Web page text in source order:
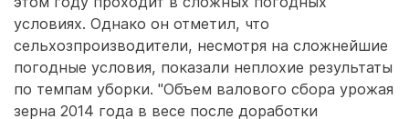
условиях. Однако он отметил, что
сельхозпроизводители, несмотря на сложнейшие
погодные условия, показали неплохие результаты
по темпам уборки. "Объем валового сбора урожая
зерна 2014 года в весе после доработки